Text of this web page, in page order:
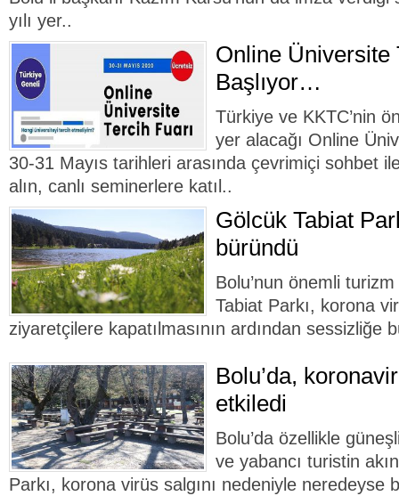
yılı yer..
Online Üniversite
Başlıyor…
Türkiye ve KKTC’nin
yer alacağı Online
30-31 Mayıs tarihleri arasında çevrimiçi sohbet
alın, canlı seminerlere katıl..
Gölcük Tabiat
büründü
Bolu’nun önemli
Tabiat Parkı, korona
ziyaretçilere kapatılmasının ardından sessizliğe
Bolu’da,
etkiledi
Bolu’da özellikle
ve yabancı turistin
Parkı, korona virüs salgını nedeniyle neredeyse